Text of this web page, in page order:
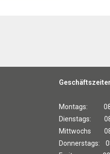
Montags:
Dienstags:
Mittwochs
Donnerstags: